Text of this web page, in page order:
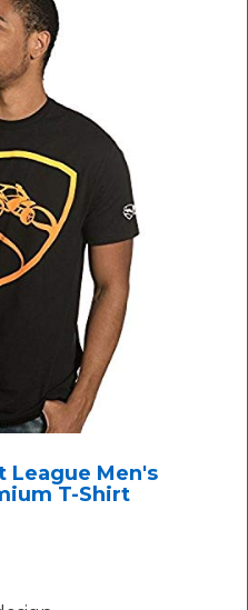
League Men's
T-Shirt